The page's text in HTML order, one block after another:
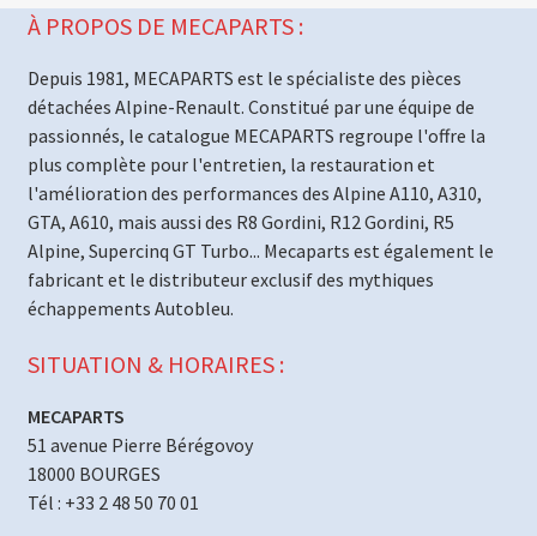
À PROPOS DE MECAPARTS :
Depuis 1981, MECAPARTS est le spécialiste des pièces
détachées Alpine-Renault. Constitué par une équipe de
passionnés, le catalogue MECAPARTS regroupe l'offre la
plus complète pour l'entretien, la restauration et
l'amélioration des performances des Alpine A110, A310,
GTA, A610, mais aussi des R8 Gordini, R12 Gordini, R5
Alpine, Supercinq GT Turbo... Mecaparts est également le
fabricant et le distributeur exclusif des mythiques
échappements Autobleu.
SITUATION & HORAIRES :
MECAPARTS
51 avenue Pierre Bérégovoy
18000 BOURGES
Tél : +33 2 48 50 70 01